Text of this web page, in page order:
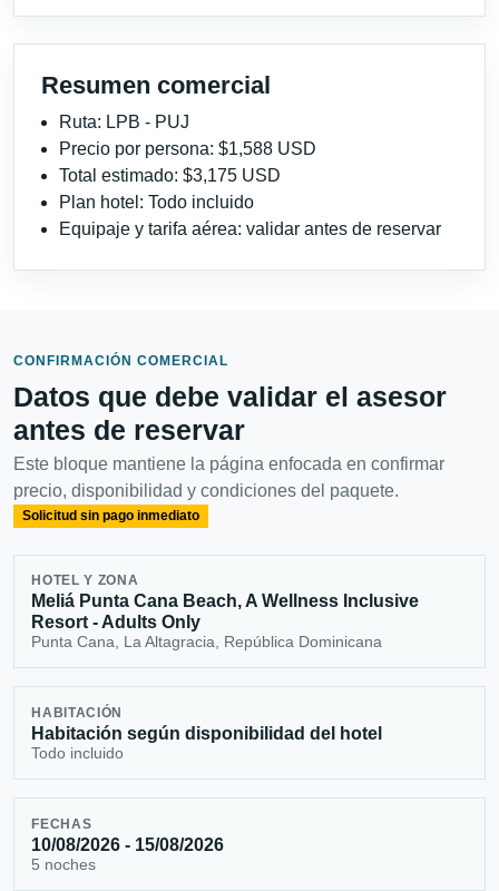
Resumen comercial
Ruta: LPB - PUJ
Precio por persona: $1,588 USD
Total estimado: $3,175 USD
Plan hotel: Todo incluido
Equipaje y tarifa aérea: validar antes de reservar
CONFIRMACIÓN COMERCIAL
Datos que debe validar el asesor
antes de reservar
Este bloque mantiene la página enfocada en confirmar
precio, disponibilidad y condiciones del paquete.
Solicitud sin pago inmediato
HOTEL Y ZONA
Meliá Punta Cana Beach, A Wellness Inclusive
Resort - Adults Only
Punta Cana, La Altagracia, República Dominicana
HABITACIÓN
Habitación según disponibilidad del hotel
Todo incluido
FECHAS
10/08/2026 - 15/08/2026
5 noches